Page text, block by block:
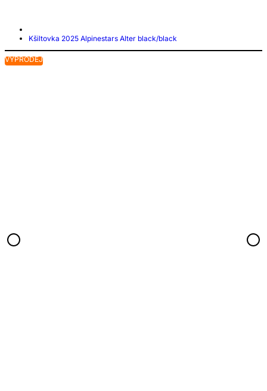
Kšiltovka 2025 Alpinestars Alter black/black
VÝPRODEJ